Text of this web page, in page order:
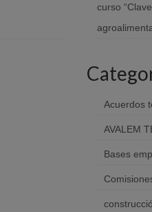
curso
Acuerdos
AVALEM
Bases